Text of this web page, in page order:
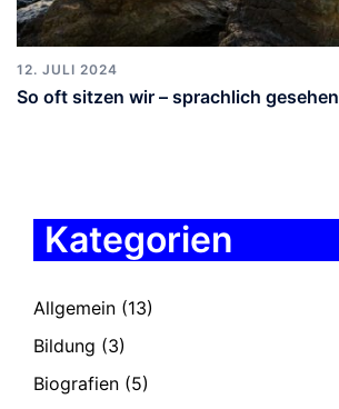
12. JULI 2024
So oft sitzen wir – sprachlich gesehen
Kategorien
Allgemein (13)
Bildung (3)
Biografien (5)